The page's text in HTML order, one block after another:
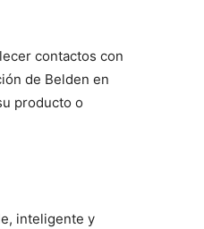
contactos con
de Belden en
producto o
inteligente y